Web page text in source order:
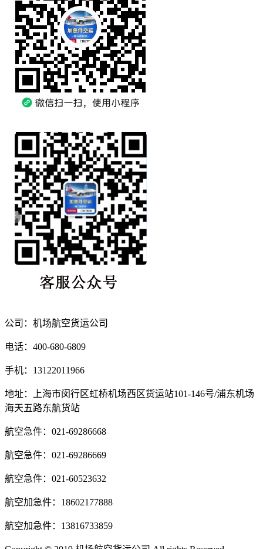
公司：机场航空货运公司
电话：400-680-6809
手机：13122011966
地址：上海市闵行区虹桥机场西区货运站101-146号/浦东机场
海天五路东航货站
航空急件：021-69286668
航空急件：021-69286669
航空急件：021-60523632
航空加急件：18602177888
航空加急件：13816733859